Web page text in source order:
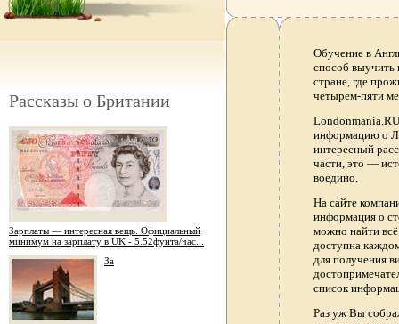
Рассказы о Британии
Зарплаты — интересная вещь. Официальный
минимум на зарплату в UK - 5.52фунта/час...
За
Обучение в
способ выучить
стране, где
четырем-пяти
информацию о
интересный
части, это —
воедино.
На сайте
информация о
можно найти
доступна
для получения
список
Раз уж Вы